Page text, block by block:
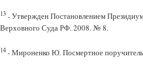
13 - Утвержден Постановлением
Верховного Суда РФ. 2008. № 8.
14 - Мироненко Ю. Посмертное